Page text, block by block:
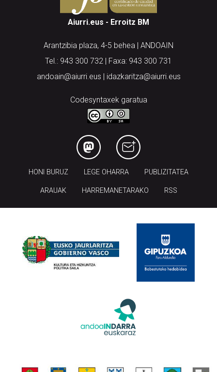
Aiurri.eus - Erroitz BM
Arantzibia plaza, 4-5 behea | ANDOAIN
Tel.: 943 300 732 | Faxa: 943 300 731
andoain@aiurri.eus | idazkaritza@aiurri.eus
Codesyntaxek garatua
HONI BURUZ LEGE OHARRA PUBLIZITATEA
ARAUAK HARREMANETARAKO RSS